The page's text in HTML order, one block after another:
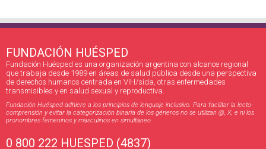
FUNDACIÓN HUÉSPED
Fundación Huésped es una organización argentina con alcance regional
que trabaja desde 1989 en áreas de salud pública desde una perspectiva
de derechos humanos centrada en VIH/sida, otras enfermedades
transmisibles y en salud sexual y reproductiva.
Fundación Huésped adhiere a los principios de lenguaje inclusivo. Para facilitar la lecto-
comprensión y evitar la categorización binaria de los géneros no se utilizan @, X, e ni los
pronombres femeninos y masculinos en simultáneo.
0 800 222 HUESPED (4837)